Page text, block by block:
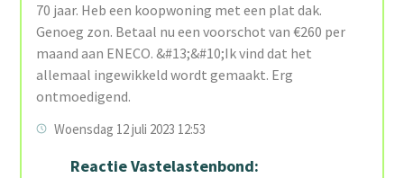
70 jaar. Heb een koopwoning met een plat dak.
Genoeg zon. Betaal nu een voorschot van €260 per
maand aan ENECO. &#13;&#10;Ik vind dat het
allemaal ingewikkeld wordt gemaakt. Erg
ontmoedigend.
Woensdag 12 juli 2023 12:53
Reactie Vastelastenbond: